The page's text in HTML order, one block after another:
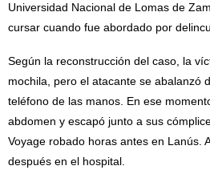
Universidad Nacional de Lomas de
cursar cuando fue abordado por
Según la reconstrucción del caso, la
mochila, pero el atacante se abalanzó
teléfono de las manos. En ese
abdomen y escapó junto a sus
Voyage robado horas antes en Lanús.
después en el hospital.